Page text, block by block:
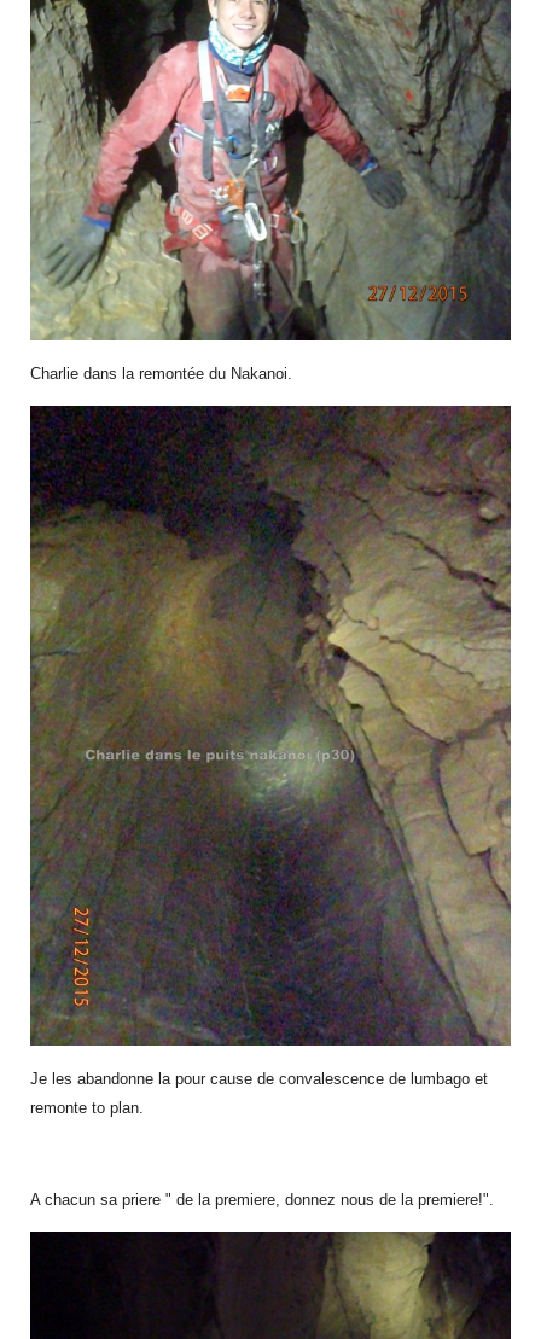
Charlie dans la remontée du Nakanoi.
Je les abandonne la pour cause de convalescence de lumbago et
remonte to plan.
A chacun sa priere " de la premiere, donnez nous de la premiere!".